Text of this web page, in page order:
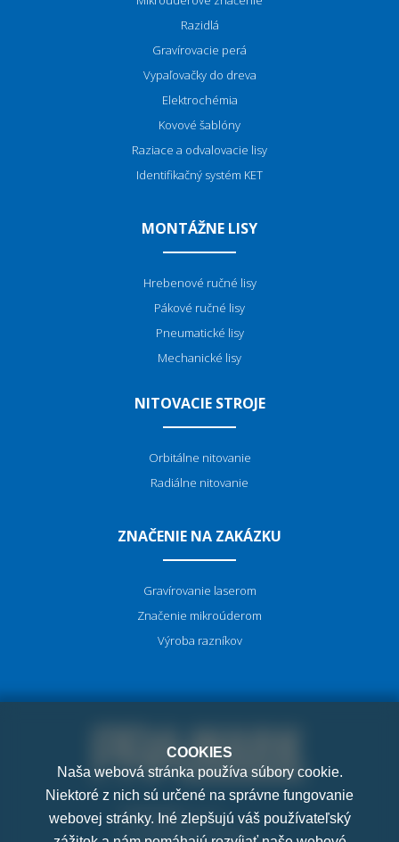
PRAMARK, s.r.o.
K Letňanům 1036/7
Razidlá
Gravírovacie perá
Vypaľovačky do dreva
Elektrochémia
Kovové šablóny
Raziace a odvalovacie lisy
Identifikačný systém KET
MONTÁŽNE LISY
Hrebenové ručné lisy
Pákové ručné lisy
Pneumatické lisy
Mechanické lisy
NITOVACIE STROJE
Orbitálne nitovanie
Radiálne nitovanie
ZNAČENIE NA ZAKÁZKU
Gravírovanie laserom
Značenie mikroúderom
Výroba razníkov
COOKIES
Naša webová stránka používa súbory cookie.
Niektoré z nich sú určené na správne fungovanie
webovej stránky. Iné zlepšujú váš používateľský